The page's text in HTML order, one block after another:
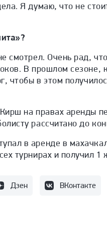
Я думаю, что не
смотрел. Очень рад,
В прошлом сезоне,
чтобы в этом
на правах аренды
рассчитано до
в аренде в
турнирах и получил 1
Дзен ВКонтакте